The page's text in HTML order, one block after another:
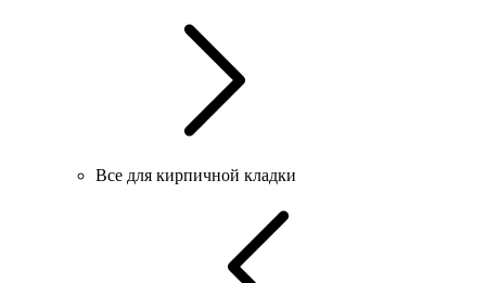
Все для кирпичной кладки